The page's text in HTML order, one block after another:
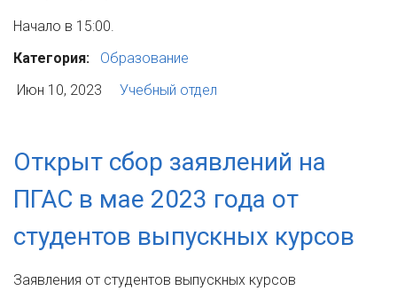
Начало в 15:00.
Категория:
Образование
Июн 10, 2023
Учебный отдел
Открыт сбор заявлений на
ПГАС в мае 2023 года от
студентов выпускных курсов
Заявления от студентов выпускных курсов